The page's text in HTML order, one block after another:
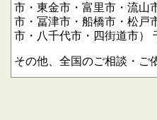
市・東金市・富里市・流山
市・冨津市・船橋市・松戸
市・八千代市・四街道市）
その他、全国のご相談・ご